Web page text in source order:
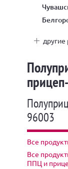
96003
Все
Все
ППЦ и